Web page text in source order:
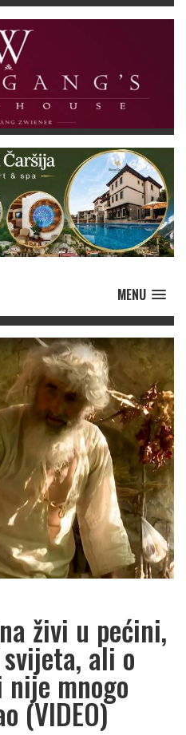
MENU
živi u pećini,
ali o
mnogo
(VIDEO)